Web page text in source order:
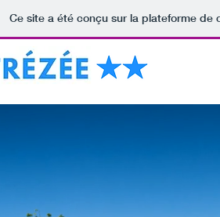
Ce site a été conçu sur la plateforme